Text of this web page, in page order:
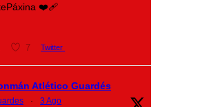
❤️‍🩹
7 Twitter
Atlético Guardés
· 3 Ago